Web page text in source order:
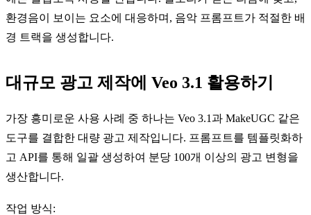
환경음이 보이는 요소에 대응하며, 음악 프롬프트가 적절한 배
경 트랙을 생성합니다.
대규모 광고 제작에 Veo 3.1 활용하기
가장 흥미로운 사용 사례 중 하나는 Veo 3.1과 MakeUGC 같은
도구를 결합한 대량 광고 제작입니다. 프롬프트를 템플릿화하
고 API를 통해 일괄 생성하여 분당 100개 이상의 광고 변형을
생산합니다.
작업 방식: